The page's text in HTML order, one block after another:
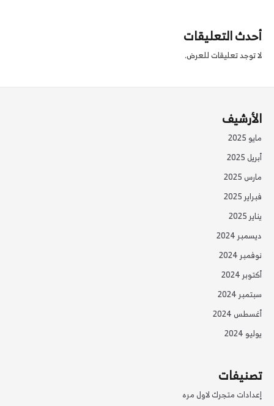
أحدث التعليقات
لا توجد تعليقات للعرض.
الأرشيف
مايو 2025
أبريل 2025
مارس 2025
فبراير 2025
يناير 2025
ديسمبر 2024
نوفمبر 2024
أكتوبر 2024
سبتمبر 2024
أغسطس 2024
يوليو 2024
تصنيفات
إعدادات متجرك لاول مره